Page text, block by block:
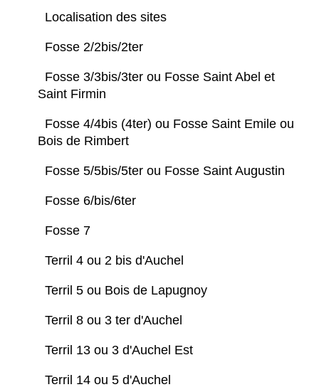
Localisation des sites
Fosse 2/2bis/2ter
Fosse 3/3bis/3ter ou Fosse Saint Abel et
Saint Firmin
Fosse 4/4bis (4ter) ou Fosse Saint Emile ou
Bois de Rimbert
Fosse 5/5bis/5ter ou Fosse Saint Augustin
Fosse 6/bis/6ter
Fosse 7
Terril 4 ou 2 bis d'Auchel
Terril 5 ou Bois de Lapugnoy
Terril 8 ou 3 ter d'Auchel
Terril 13 ou 3 d'Auchel Est
Terril 14 ou 5 d'Auchel